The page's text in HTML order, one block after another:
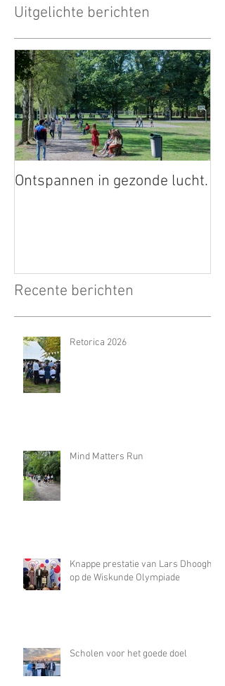
Uitgelichte berichten
Ontspannen in gezonde lucht.
Recente berichten
Retorica 2026
Mind Matters Run
Knappe prestatie van Lars Dhooghe
op de Wiskunde Olympiade
Scholen voor het goede doel